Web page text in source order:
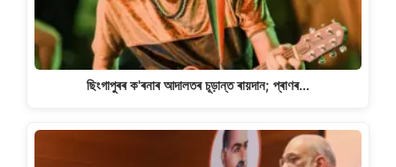
ছিংগাপুৰৰ ক'ৰনাৰ আদালতৰ চূড়ান্ত ৰায়দান; প্ৰাণৰ…